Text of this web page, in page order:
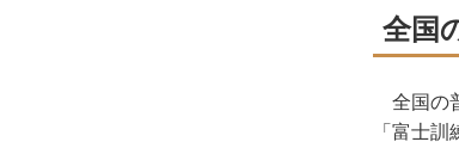
全国
全国の
「富士